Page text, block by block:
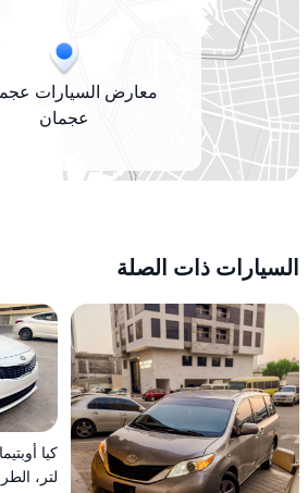
معارض السيارات
عجمان
السيارات ذات الصلة